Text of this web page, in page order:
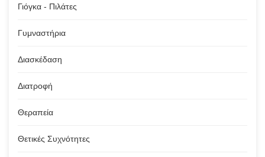
Γιόγκα - Πιλάτες
Γυμναστήρια
Διασκέδαση
Διατροφή
Θεραπεία
Θετικές Συχνότητες